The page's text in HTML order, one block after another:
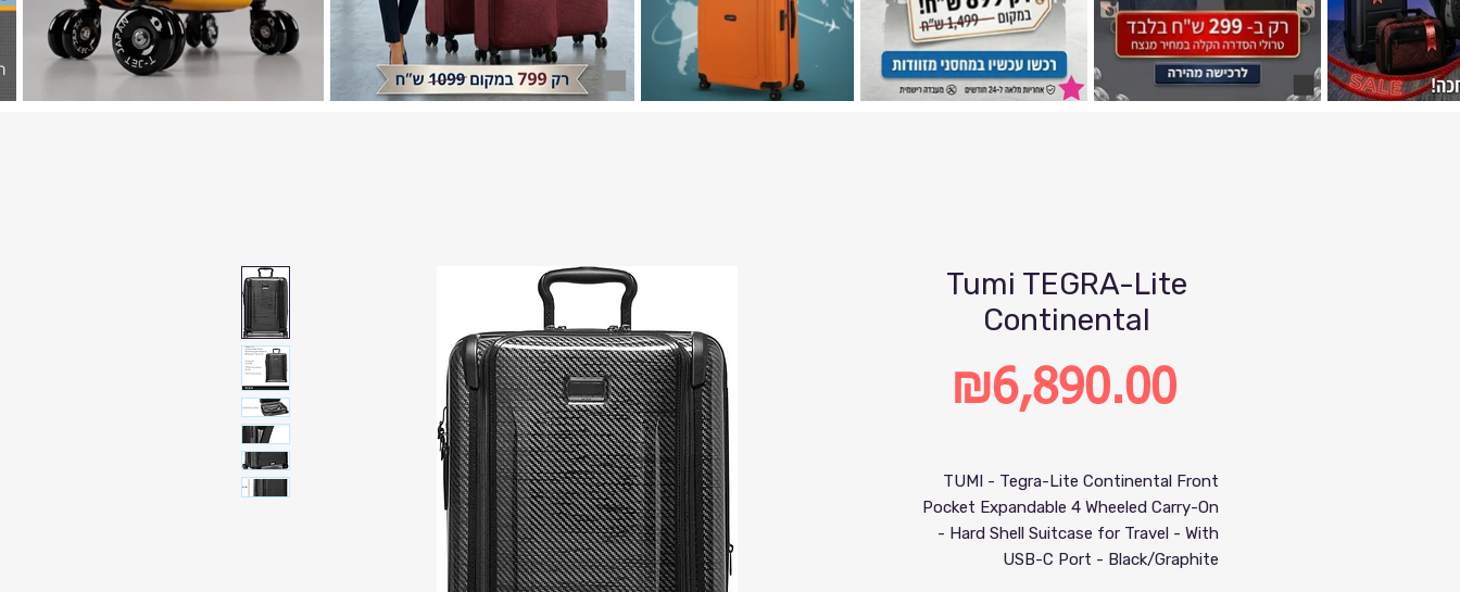
Tumi TEGRA-Lite
Continental
₪6,890.00
TUMI - Tegra-Lite Continental Front
Pocket Expandable 4 Wheeled Carry-On
- Hard Shell Suitcase for Travel - With
USB-C Port - Black/Graphite